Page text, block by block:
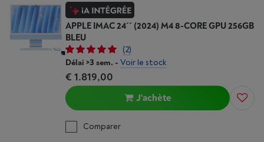
APPLE IMAC 24´´ (2024) M4 8-CORE GPU 256GB
BLEU
(2)
Délai >3 sem. - Voir le stock
€ 1.819,00
J'achète
Comparer